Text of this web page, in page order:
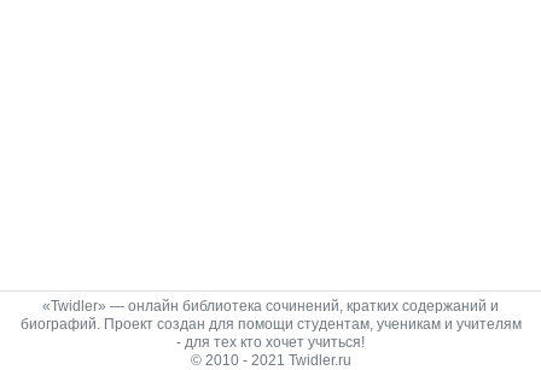
«Twidler» — онлайн библиотека сочинений, кратких содержаний и
биографий. Проект создан для помощи студентам, ученикам и учителям
- для тех кто хочет учиться!
© 2010 - 2021 Twidler.ru